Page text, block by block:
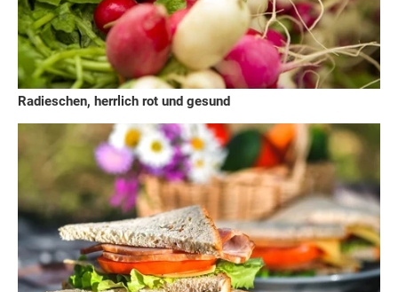
Radieschen, herrlich rot und gesund